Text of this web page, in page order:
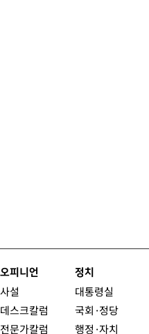
오피니언
사설
데스크칼럼
전문가칼럼
정치
대통령실
국회·정당
행정·자치